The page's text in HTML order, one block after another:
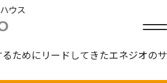
ウス
ためにリードしてきたエネジオのサ